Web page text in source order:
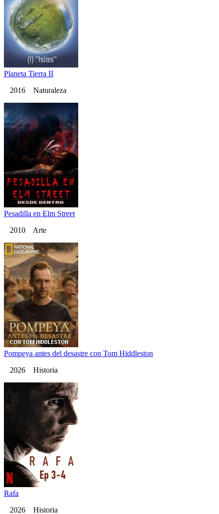
Planeta Tierra II
2016 Naturaleza
Pesadilla en Elm Street
2010 Arte
Pompeya antes del desastre con Tom Hiddleston
2026 Historia
Rafa
2026 Historia